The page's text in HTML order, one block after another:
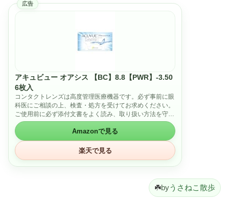
広告
アキュビュー オアシス 【BC】8.8【PWR】-3.50
6枚入
コンタクトレンズは高度管理医療機器です。必ず事前に眼
科医にご相談の上、検査・処方を受けてお求めください。
ご使用前に必ず添付文書をよく読み、取り扱い方法を守
り、正しく使用してください。
販売名：アキュビュー オアシス / 承認番号：
21800BZY10252000 / 登録商標 原産国：アイルランド共
和国 / アメリカ合衆国
DIA（直径）:14.0mm 、BC（ベースカーブ）:8.8 /
8.4mm、PWR:-0.50 ～ -6.00（0.25ステップ）、-6.50 ～
2週間頻回交換コンタクトレンズ / 1箱6枚入り / 両目6週間
Amazonで見る
楽天で見る
☘️byうさねこ散歩